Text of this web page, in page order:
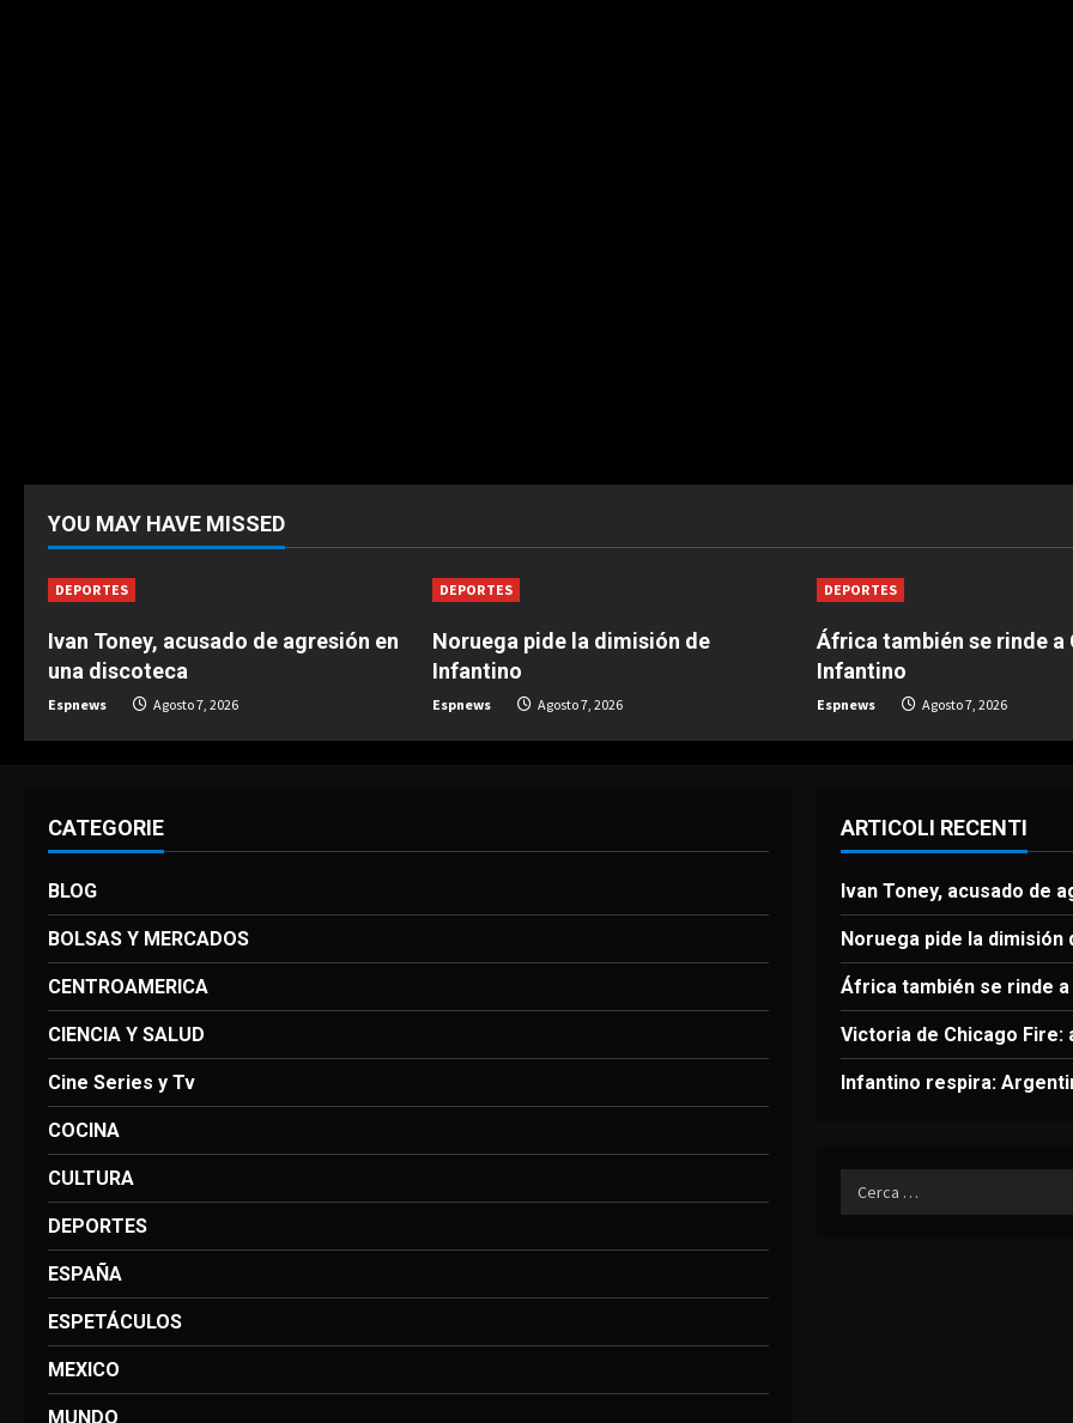
YOU MAY HAVE MISSED
DEPORTES
Ivan Toney, acusado de agresión en
una discoteca
Espnews Agosto 7, 2026
DEPORTES
Noruega pide la dimisión de
Infantino
Espnews Agosto 7, 2026
DEPORTES
África también se rinde a
Infantino
Espnews Agosto 7, 2026
CATEGORIE
BLOG
BOLSAS Y MERCADOS
CENTROAMERICA
CIENCIA Y SALUD
Cine Series y Tv
COCINA
CULTURA
DEPORTES
ESPAÑA
ESPETÁCULOS
MEXICO
MUNDO
ARTICOLI RECENTI
Ivan Toney, acusado de
Noruega pide la dimisión
África también se rinde a
Victoria de Chicago
Infantino respira:
Ricerca
per: